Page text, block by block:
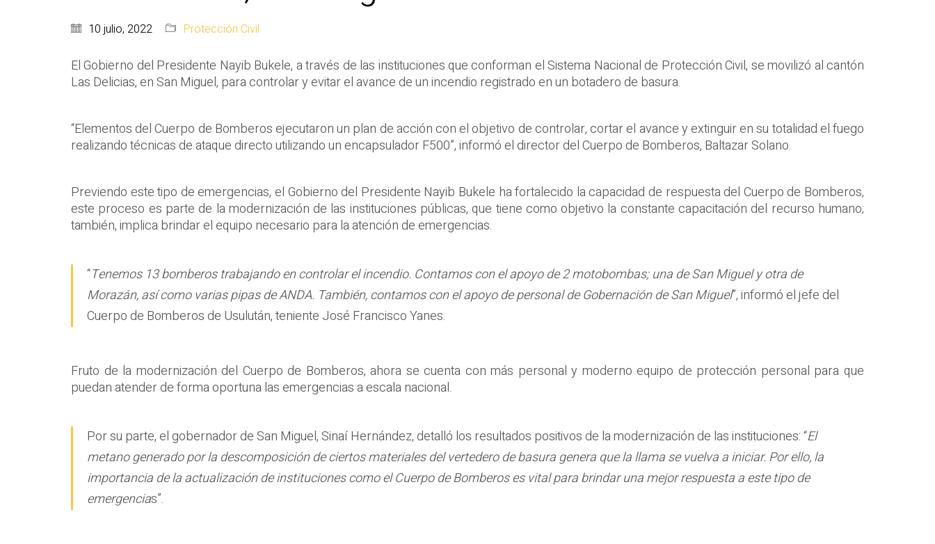
10 julio, 2022 Protección Civil
El Gobierno del Presidente Nayib Bukele, a través de las instituciones que conforman el Sistema Nacional de Protección Civil, se movilizó al cantón
Las Delicias, en San Miguel, para controlar y evitar el avance de un incendio registrado en un botadero de basura.
“Elementos del Cuerpo de Bomberos ejecutaron un plan de acción con el objetivo de controlar, cortar el avance y extinguir en su totalidad el fuego
realizando técnicas de ataque directo utilizando un encapsulador F500”, informó el director del Cuerpo de Bomberos, Baltazar Solano.
Previendo este tipo de emergencias, el Gobierno del Presidente Nayib Bukele ha fortalecido la capacidad de respuesta del Cuerpo de Bomberos,
este proceso es parte de la modernización de las instituciones públicas, que tiene como objetivo la constante capacitación del recurso humano;
también, implica brindar el equipo necesario para la atención de emergencias.
“Tenemos 13 bomberos trabajando en controlar el incendio. Contamos con el apoyo de 2 motobombas; una de San Miguel y otra de
Morazán, así como varias pipas de ANDA. También, contamos con el apoyo de personal de Gobernación de San Miguel”, informó el jefe del
Cuerpo de Bomberos de Usulután, teniente José Francisco Yanes.
Fruto de la modernización del Cuerpo de Bomberos, ahora se cuenta con más personal y moderno equipo de protección personal para que
puedan atender de forma oportuna las emergencias a escala nacional.
Por su parte, el gobernador de San Miguel, Sinaí Hernández, detalló los resultados positivos de la modernización de las instituciones: “El
metano generado por la descomposición de ciertos materiales del vertedero de basura genera que la llama se vuelva a iniciar. Por ello, la
importancia de la actualización de instituciones como el Cuerpo de Bomberos es vital para brindar una mejor respuesta a este tipo de
emergencias”.